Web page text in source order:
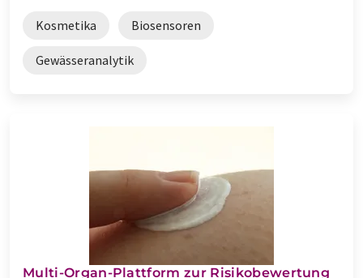
Kosmetika Biosensoren
Gewässeranalytik
Multi-Organ-Plattform zur Risikobewertung